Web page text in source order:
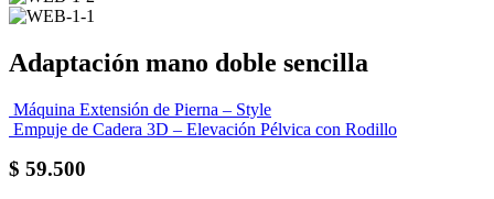
Adaptación mano doble sencilla
Máquina Extensión de Pierna – Style
Empuje de Cadera 3D – Elevación Pélvica con Rodillo
$ 59.500